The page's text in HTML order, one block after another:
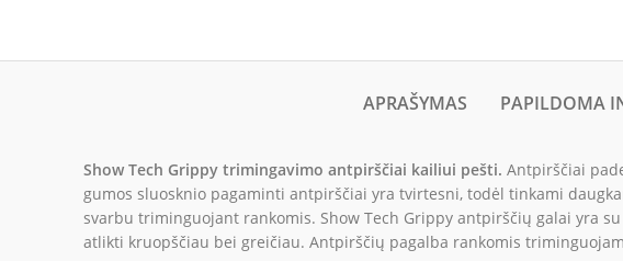
APRAŠYMAS PAPILDOMA
Show Tech Grippy trimingavimo antpirščiai kailiui pešti. Antpirščiai
gumos sluosknio pagaminti antpirščiai yra tvirtesni, todėl tinkami
svarbu triminguojant rankomis. Show Tech Grippy antpirščių galai yra
atlikti kruopščiau bei greičiau. Antpirščių pagalba rankomis